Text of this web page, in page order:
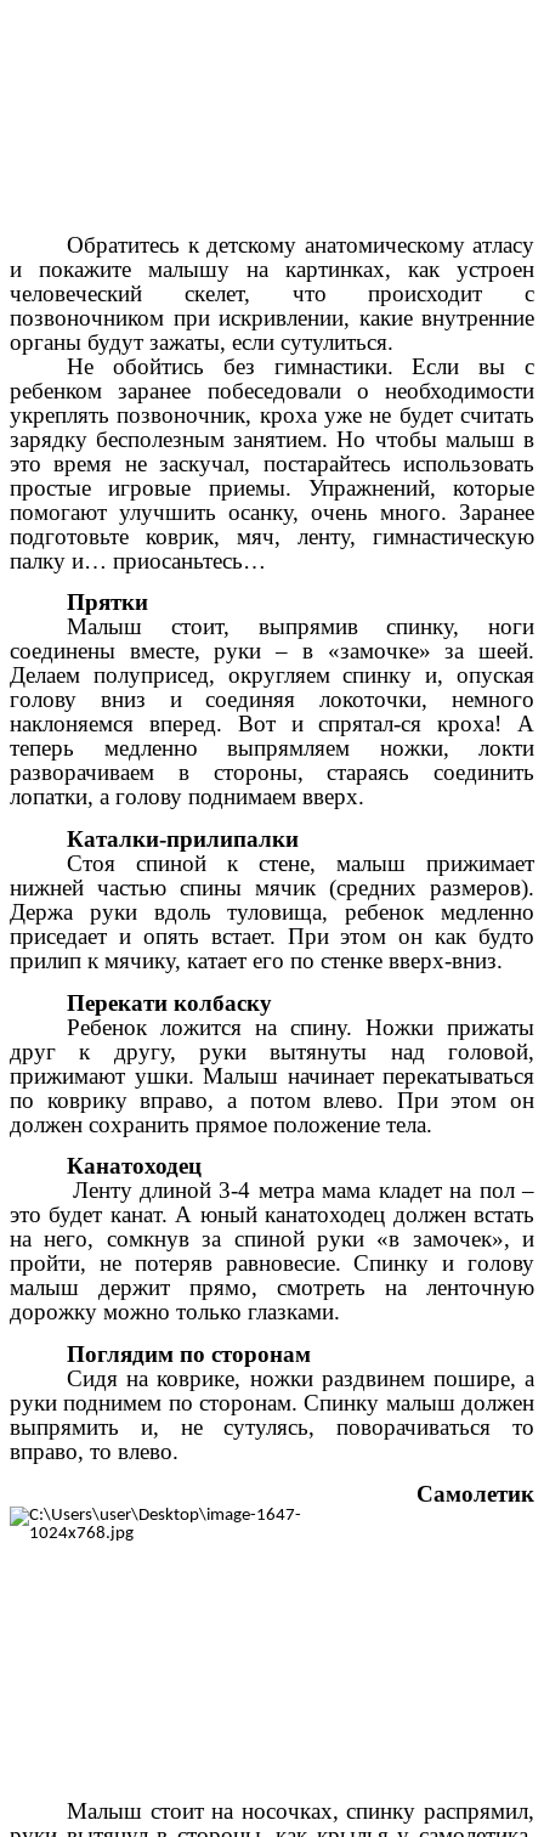
Обратитесь к детскому анатомическому атласу
и покажите малышу на картинках, как устроен
человеческий скелет, что происходит с
позвоночником при искривлении, какие внутренние
органы будут зажаты, если сутулиться.
Не обойтись без гимнастики. Если вы с
ребенком заранее побеседовали о необходимости
укреплять позвоночник, кроха уже не будет считать
зарядку бесполезным занятием. Но чтобы малыш в
это время не заскучал, постарайтесь использовать
простые игровые приемы. Упражнений, которые
помогают улучшить осанку, очень много. Заранее
подготовьте коврик, мяч, ленту, гимнастическую
палку и… приосаньтесь…
Прятки
Малыш стоит, выпрямив спинку, ноги
соединены вместе, руки – в «замочке» за шеей.
Делаем полуприсед, округляем спинку и, опуская
голову вниз и соединяя локоточки, немного
наклоняемся вперед. Вот и спрятал-ся кроха! А
теперь медленно выпрямляем ножки, локти
разворачиваем в стороны, стараясь соединить
лопатки, а голову поднимаем вверх.
Каталки-прилипалки
Стоя спиной к стене, малыш прижимает
нижней частью спины мячик (средних размеров).
Держа руки вдоль туловища, ребенок медленно
приседает и опять встает. При этом он как будто
прилип к мячику, катает его по стенке вверх-вниз.
Перекати колбаску
Ребенок ложится на спину. Ножки прижаты
друг к другу, руки вытянуты над головой,
прижимают ушки. Малыш начинает перекатываться
по коврику вправо, а потом влево. При этом он
должен сохранить прямое положение тела.
Канатоходец
Ленту длиной 3-4 метра мама кладет на пол –
это будет канат. А юный канатоходец должен встать
на него, сомкнув за спиной руки «в замочек», и
пройти, не потеряв равновесие. Спинку и голову
малыш держит прямо, смотреть на ленточную
дорожку можно только глазками.
Поглядим по сторонам
Сидя на коврике, ножки раздвинем пошире, а
руки поднимем по сторонам. Спинку малыш должен
выпрямить и, не сутулясь, поворачиваться то
вправо, то влево.
Самолетик
Малыш стоит на носочках, спинку распрямил,